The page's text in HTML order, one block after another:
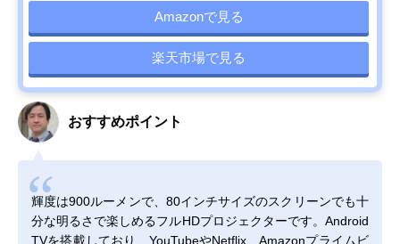
Amazonで見る
楽天市場で見る
おすすめポイント
輝度は900ルーメンで、80インチサイズのスクリーンでも十
分な明るさで楽しめるフルHDプロジェクターです。Android
TVを搭載しており、YouTubeやNetflix、Amazonプライムビ